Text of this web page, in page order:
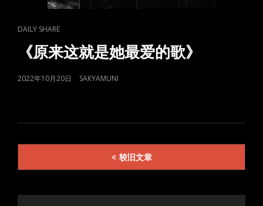
CAT
LINKS
DAILY SHARE
《原来这就是她最爱的歌》
POSTED
2022年10月20日 SAKYAMUNI
文
较旧文章